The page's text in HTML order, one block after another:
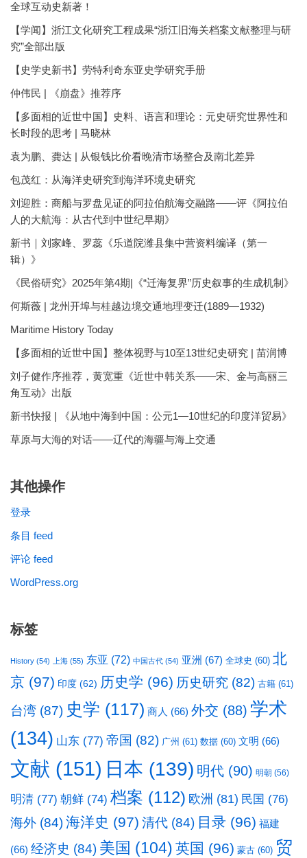
全球互动史新著！
【学闻】浙江文化研究工程成果“浙江旧海关档案文献整理与研
究”全部出版
【史学史新书】劳特利奇东亚史学研究手册
仲伟民 | 《崩盘》推荐序
【多面相的近世中国】史料、语言和理论：元史研究世界性和
长时段的思考 | 马晓林
袁为鹏、龚达 | 从银钱比价看晚清市场整合及南北差异
包茂红：从海洋史研究到海洋环境史研究
刘迎胜：商船与罗盘见证的阿拉伯航海交融路——评《阿拉伯
人的大航海：从古代到中世纪早期》
新书｜刘家峰、罗蕊《乐道院潍县集中营资料编译（第一
辑）》
《民俗研究》2025年第4期|《“迁海复界”历史叙事的生成机制》
何斯薇 | 龙州开埠与桂越边境交通地理变迁(1889—1932)
Maritime History Today
【多面相的近世中国】整体视野与10至13世纪史研究 | 苗润博
刘子健作序推荐，黄宽重《近世中韩关系——宋、金与高丽三
角互动》出版
新书快报 | 《从地中海到中国：公元1—10世纪的印度洋贸易》
草原与大海的对话——辽代的海疆与海上交通
其他操作
登录
条目 feed
评论 feed
WordPress.org
标签
History (54) 上海 (55) 东亚 (72) 中国古代 (54) 亚洲 (67) 全球史 (60) 北
京 (97) 印度 (62) 历史学 (96) 历史研究 (82) 古籍 (61)
台湾 (87) 史学 (117) 商人 (66) 外交 (88) 学术
(134) 山东 (77) 帝国 (82) 广州 (61) 数据 (60) 文明 (66)
文献 (151) 日本 (139) 明代 (90) 明朝 (56)
明清 (77) 朝鲜 (74) 档案 (112) 欧洲 (81) 民国 (76)
海外 (84)海洋史 (97) 清代 (84) 目录 (96) 福建
(66) 经济史 (84) 美国 (104) 英国 (96) 蒙古 (60) 贸